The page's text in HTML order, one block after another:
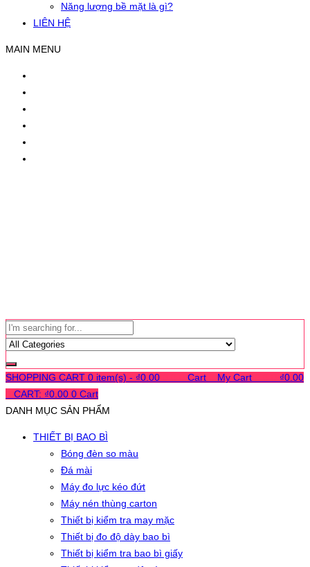
Năng lượng bề mặt là gì?
LIÊN HỆ
MAIN MENU
SHOPPING CART 0 item(s) - ₫0.00 Cart My Cart ₫0.00
CART: ₫0.00 0 Cart
DANH MỤC SẢN PHẨM
THIẾT BỊ BAO BÌ
Bóng đèn so màu
Đá mài
Máy đo lực kéo đứt
Máy nén thùng carton
Thiết bị kiểm tra may mặc
Thiết bị đo độ dày bao bì
Thiết bị kiểm tra bao bì giấy